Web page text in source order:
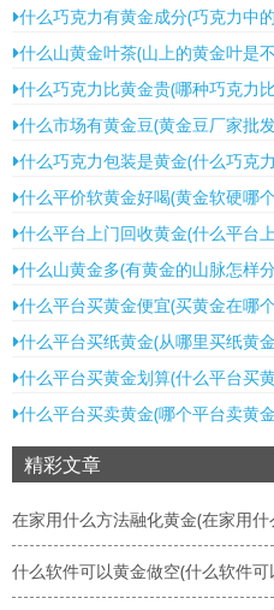
什么巧克力有黄金成分(巧克力中
什么山黄金叶茶(山上的黄金叶是
什么巧克力比黄金贵(哪种巧克力
什么市场有黄金豆(黄金豆厂家批
什么巧克力包装是黄金(什么巧克
什么平价软黄金好喝(黄金软硬哪
什么平台上门回收黄金(什么平台
什么山黄金多(有黄金的山脉怎样
什么平台买黄金便宜(买黄金在哪
什么平台买纸黄金(从哪里买纸黄
什么平台买黄金划算(什么平台买
什么平台买卖黄金(哪个平台卖黄
精彩文章
在家用什么方法融化黄金(在家用
什么软件可以黄金做空(什么软件